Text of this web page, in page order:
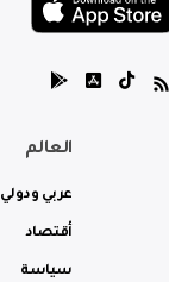
العالم
عربي ودولي
أقتصاد
سياسة